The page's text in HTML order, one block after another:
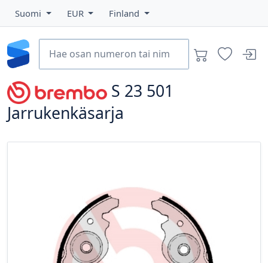
Suomi EUR Finland
S 23 501
Jarrukenkäsarja